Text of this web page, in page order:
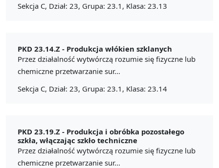
Sekcja C, Dział: 23, Grupa: 23.1, Klasa: 23.13
PKD 23.14.Z - Produkcja włókien szklanych
Przez działalność wytwórczą rozumie się fizyczne lub
chemiczne przetwarzanie sur...
Sekcja C, Dział: 23, Grupa: 23.1, Klasa: 23.14
PKD 23.19.Z - Produkcja i obróbka pozostałego
szkła, włączając szkło techniczne
Przez działalność wytwórczą rozumie się fizyczne lub
chemiczne przetwarzanie sur...